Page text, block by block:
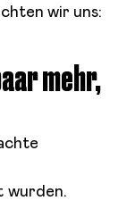
wir uns:
mehr,
wurden.